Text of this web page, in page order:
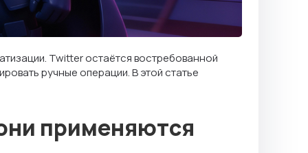
Twitter остаётся востребованной
ручные операции. В этой статье
применяются